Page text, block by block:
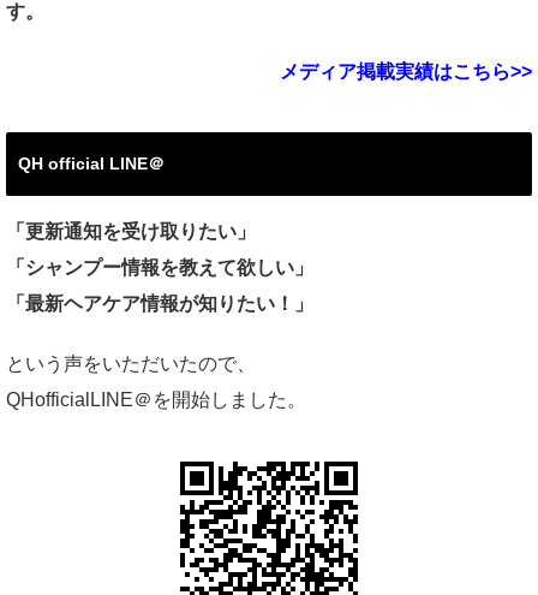
す。
メディア掲載実績はこちら>>
QH official LINE＠
「更新通知を受け取りたい」
「シャンプー情報を教えて欲しい」
「最新ヘアケア情報が知りたい！」
という声をいただいたので、
QHofficialLINE＠を開始しました。